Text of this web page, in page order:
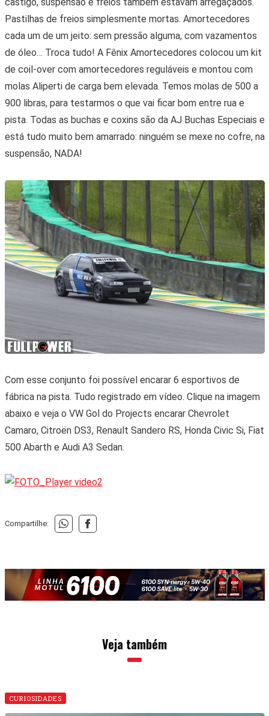
Pastilhas de freios simplesmente mortas. Amortecedores
cada um de um jeito: sem pressão alguma, com vazamentos
de óleo… Troca tudo! A Fênix Amortecedores colocou um kit
de coil-over com amortecedores reguláveis e montou com
molas Aliperti de carga bem elevada. Temos molas de 500 a
900 libras, para testarmos o que vai ficar bom entre rua e
pista. Todas as buchas e coxins são da AJ Buchas Especiais e
está tudo muito bem amarrado: ninguém se mexe no cofre, na
suspensão, NADA!
Com esse conjunto foi possível encarar 6 esportivos de
fábrica na pista. Tudo registrado em vídeo. Clique na imagem
abaixo e veja o VW Gol do Projects encarar Chevrolet
Camaro, Citroën DS3, Renault Sandero RS, Honda Civic Si, Fiat
500 Abarth e Audi A3 Sedan.
Compartilhe:
Veja também
CURIOSIDADES